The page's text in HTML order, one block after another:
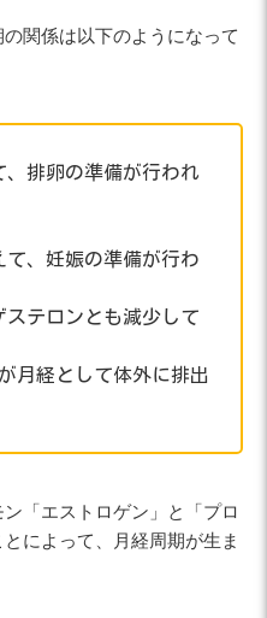
関係は以下のようになって
、排卵の準備が行われ
、妊娠の準備が行わ
ステロンとも減少して
経として体外に排出
「エストロゲン」と「プロ
によって、月経周期が生ま